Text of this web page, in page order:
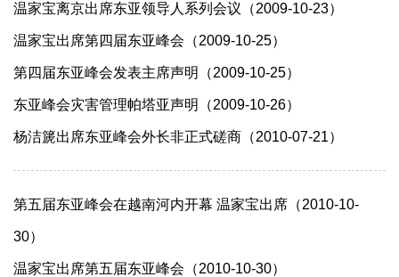
温家宝离京出席东亚领导人系列会议（2009-10-23）
温家宝出席第四届东亚峰会（2009-10-25）
第四届东亚峰会发表主席声明（2009-10-25）
东亚峰会灾害管理帕塔亚声明（2009-10-26）
杨洁篪出席东亚峰会外长非正式磋商（2010-07-21）
第五届东亚峰会在越南河内开幕 温家宝出席（2010-10-
30）
温家宝出席第五届东亚峰会（2010-10-30）